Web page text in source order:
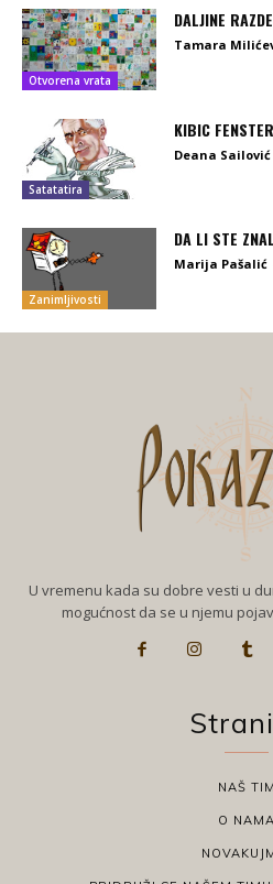
Otvorena vrata
DALJINE
Tamara
Satatatira
KIBIC
Deana Sailović
Zanimljivosti
DA LI STE
Marija Pašalić
U vremenu kada su dobre vesti u
mogućnost da se u njemu
NAŠ TIM
O NAMA